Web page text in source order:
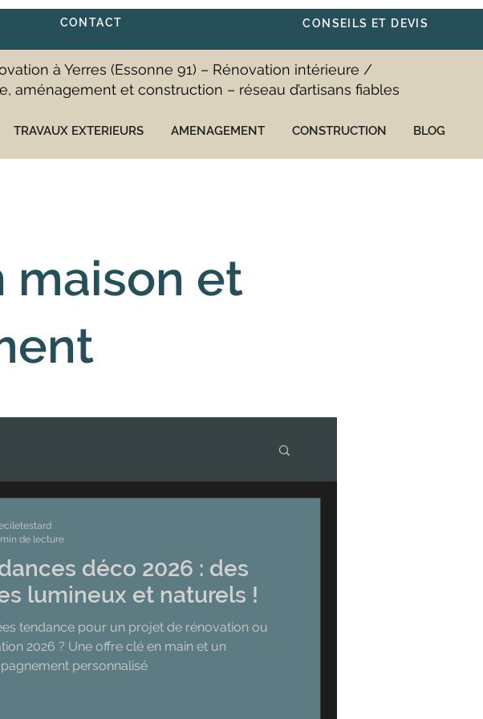
CONTACT CONSEILS ET DEVIS
à Yerres (Essonne 91) – Rénovation intérieure /
aménagement et construction – réseau d’artisans fiables
TRAVAUX EXTERIEURS AMENAGEMENT CONSTRUCTION BLOG
maison et
déco 2026 : des
lumineux et naturels !
tendance pour un projet de rénovation ou
2026 ? Une offre clé en main et un
personnalisé
min de lecture